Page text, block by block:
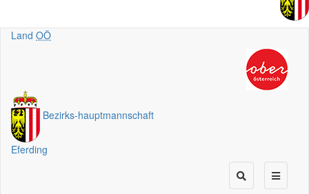
Land OÖ
Bezirks-hauptmannschaft
Eferding